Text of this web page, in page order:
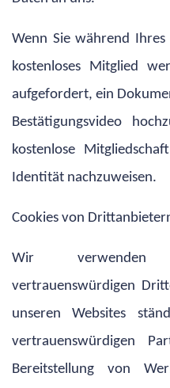
Wenn Sie während Ihres
kostenloses Mitglied
aufgefordert, ein
Bestätigungsvideo
kostenlose
Identität nachzuweisen.
Cookies von
Wir verwenden
vertrauenswürdigen
unseren Websites
vertrauenswürdigen
Bereitstellung von